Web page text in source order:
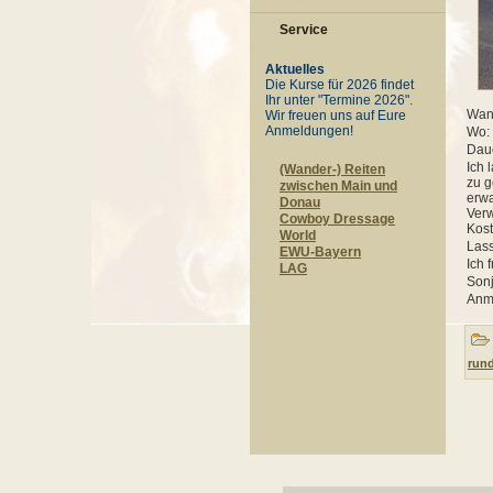
Service
Aktuelles
Die Kurse für 2026 findet
Ihr unter "Termine 2026".
Wir freuen uns auf Eure
Anmeldungen!
(Wander-) Reiten
zwischen Main und
Donau
Cowboy Dressage
World
EWU-Bayern
LAG
Ich
zu
Ich